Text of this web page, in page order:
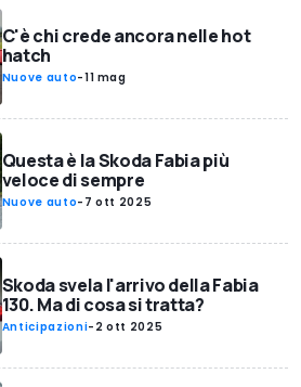
C'è chi crede ancora nelle hot
hatch
Nuove auto-11 mag
Questa è la Skoda Fabia più
veloce di sempre
Nuove auto- 7 ott 2025
Skoda svela l'arrivo della Fabia
130. Ma di cosa si tratta?
Anticipazioni- 2 ott 2025